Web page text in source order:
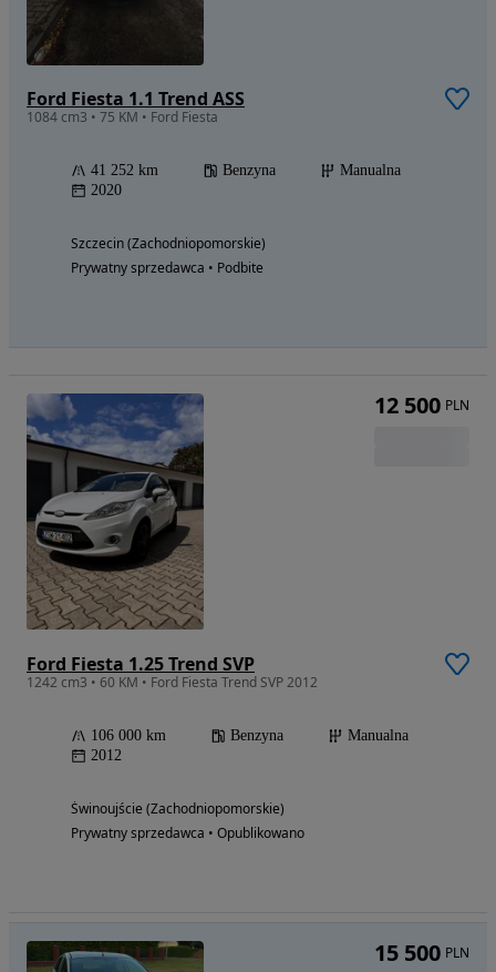
Ford Fiesta 1.1 Trend ASS
1084 cm3 • 75 KM • Ford Fiesta
41 252 km Benzyna
Manualna
2020
Szczecin (Zachodniopomorskie)
Prywatny sprzedawca • Podbite
Ford Fiesta 1.25 Trend SVP
1242 cm3 • 60 KM • Ford Fiesta Trend SVP 2012
106 000 km Benzyna
Manualna
2012
Świnoujście (Zachodniopomorskie)
Prywatny sprzedawca • Opublikowano
12 500 PLN
15 500 PLN